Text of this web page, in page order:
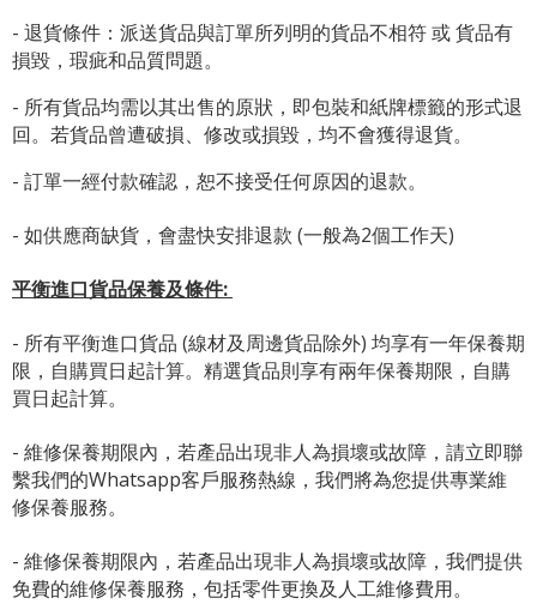
- 退貨條件：派送貨品與訂單所列明的貨品不相符 或 貨品有
損毀，瑕疵和品質問題。
- 所有貨品均需以其出售的原狀，即包裝和紙牌標籤的形式退
回。若貨品曾遭破損、修改或損毀，均不會獲得退貨。
- 訂單一經付款確認，恕不接受任何原因的退款。
- 如供應商缺貨，會盡快安排退款 (一般為2個工作天)
平衡進口貨品保養及條件:
- 所有平衡進口貨品 (線材及周邊貨品除外) 均享有一年保養期
限，自購買日起計算。精選貨品則享有兩年保養期限，自購
買日起計算。
- 維修保養期限內，若產品出現非人為損壞或故障，請立即聯
繫我們的Whatsapp客戶服務熱線，我們將為您提供專業維
修保養服務。
- 維修保養期限內，若產品出現非人為損壞或故障，我們提供
免費的維修保養服務，包括零件更換及人工維修費用。